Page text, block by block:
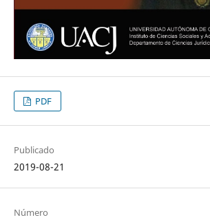
PDF
Publicado
2019-08-21
Número